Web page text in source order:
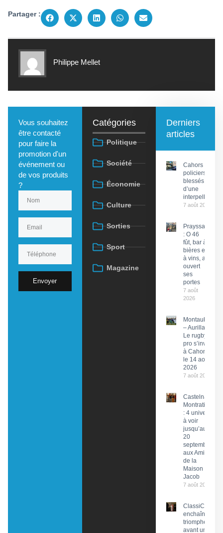
Partager :
Philippe Mellet
Vous souhaitez
être contacté
pour faire la
promotion d'un
événement ou
de vos produits
?
Envoyer
Catégories
Politique
Société
Économie
Culture
Sorties
Sport
Magazine
Derniers
articles
Cahors : Des
policiers
blessés lors
d’une
interpellation
7 août 2026
Prayssac
: O 46
fût, bar à
bières et
à vins, a
ouvert
ses
portes
7 août
2026
Montauban
– Aurillac :
Le rugby
pro s’invite
à Cahors
le 14 août
2026
7 août 2026
Castelnau-
Montratier
: 4 univers
à voir
jusqu’au
20
septembre
aux Amis
de la
Maison
Jacob
7 août 2026
ClassiCahors
enchaîne les
triomphes
avant un final